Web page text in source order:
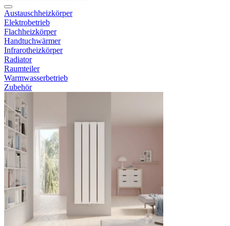
Austauschheizkörper
Elektrobetrieb
Flachheizkörper
Handtuchwärmer
Infrarotheizkörper
Radiator
Raumteiler
Warmwasserbetrieb
Zubehör